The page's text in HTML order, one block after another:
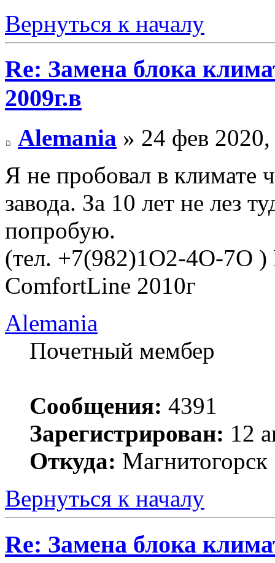
Вернуться к началу
Re: Замена блока
2009г.в
Alemania » 24 фев
Я не пробовал в климате
завода. За 10 лет не лез
попробую.
(тел. +7(982)1O2-4O-7O
ComfortLine 2010г
Alemania
Почетный мембер
Сообщения: 4391
Зарегистрирован: 12
Откуда: Магнитогорск
Вернуться к началу
Re: Замена блока